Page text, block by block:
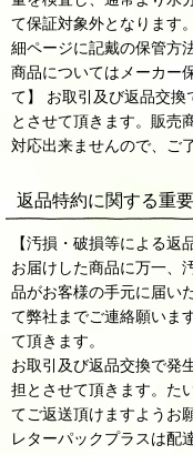
て保証対象外となります
細ページに記戴の保管方
商品についてはメーカー
て】 お取引及び返品交換
とさせて頂きます。販売
対応出来ませんので、ご
返品特約に関する重
【汚損・破損等による返
お届けした商品に万一、
品がお客様の手元に届い
て弊社までご連絡願いま
て頂きます。
お取引及び返品交換で発
担とさせて頂きます。た
てご返送頂けますようお
レターパックプラスは配